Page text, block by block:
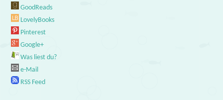
GoodReads
LovelyBooks
Pinterest
Google+
Was liest du?
e-Mail
RSS Feed